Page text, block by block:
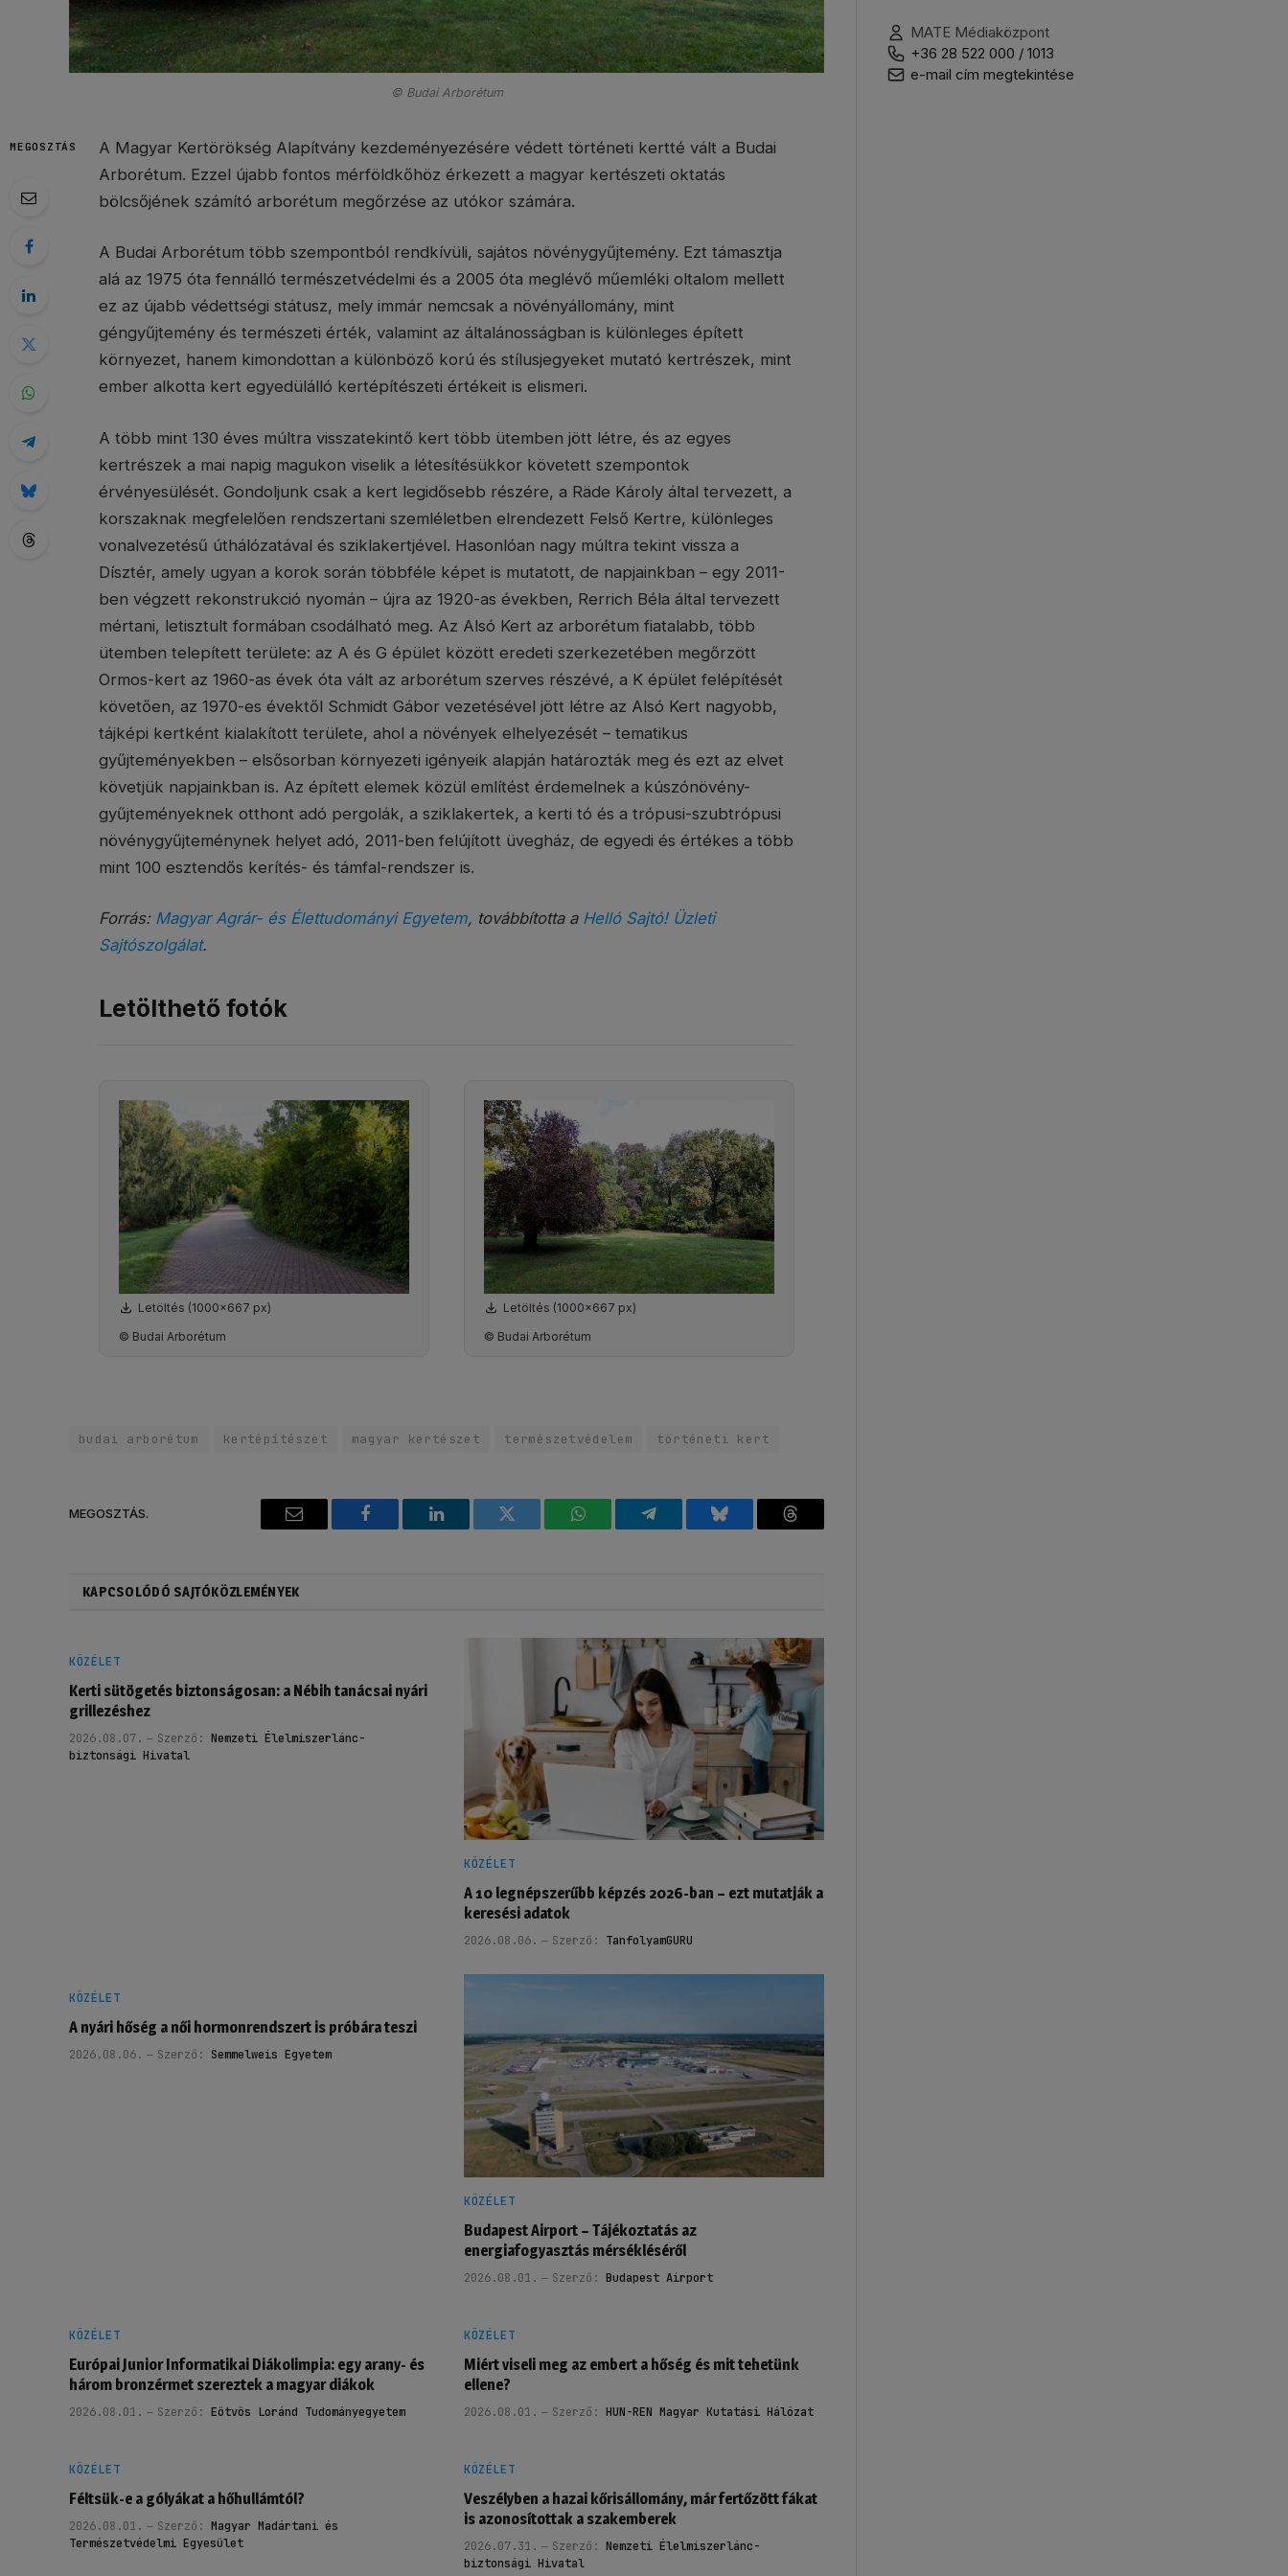
© Budai Arborétum
MEGOSZTÁS
A Magyar Kertörökség Alapítvány kezdeményezésére védett történeti kertté vált a Budai
Arborétum. Ezzel újabb fontos mérföldkőhöz érkezett a magyar kertészeti oktatás
bölcsőjének számító arborétum megőrzése az utókor számára.
A Budai Arborétum több szempontból rendkívüli, sajátos növénygyűjtemény. Ezt támasztja
alá az 1975 óta fennálló természetvédelmi és a 2005 óta meglévő műemléki oltalom mellett
ez az újabb védettségi státusz, mely immár nemcsak a növényállomány, mint
géngyűjtemény és természeti érték, valamint az általánosságban is különleges épített
környezet, hanem kimondottan a különböző korú és stílusjegyeket mutató kertrészek, mint
ember alkotta kert egyedülálló kertépítészeti értékeit is elismeri.
A több mint 130 éves múltra visszatekintő kert több ütemben jött létre, és az egyes
kertrészek a mai napig magukon viselik a létesítésükkor követett szempontok
érvényesülését. Gondoljunk csak a kert legidősebb részére, a Räde Károly által tervezett, a
korszaknak megfelelően rendszertani szemléletben elrendezett Felső Kertre, különleges
vonalvezetésű úthálózatával és sziklakertjével. Hasonlóan nagy múltra tekint vissza a
Dísztér, amely ugyan a korok során többféle képet is mutatott, de napjainkban – egy 2011-
ben végzett rekonstrukció nyomán – újra az 1920-as években, Rerrich Béla által tervezett
mértani, letisztult formában csodálható meg. Az Alsó Kert az arborétum fiatalabb, több
ütemben telepített területe: az A és G épület között eredeti szerkezetében megőrzött
Ormos-kert az 1960-as évek óta vált az arborétum szerves részévé, a K épület felépítését
követően, az 1970-es évektől Schmidt Gábor vezetésével jött létre az Alsó Kert nagyobb,
tájképi kertként kialakított területe, ahol a növények elhelyezését – tematikus
gyűjteményekben – elsősorban környezeti igényeik alapján határozták meg és ezt az elvet
követjük napjainkban is. Az épített elemek közül említést érdemelnek a kúszónövény-
gyűjteményeknek otthont adó pergolák, a sziklakertek, a kerti tó és a trópusi-szubtrópusi
növénygyűjteménynek helyet adó, 2011-ben felújított üvegház, de egyedi és értékes a több
mint 100 esztendős kerítés- és támfal-rendszer is.
Forrás: Magyar Agrár- és Élettudományi Egyetem, továbbította a Helló Sajtó! Üzleti
Sajtószolgálat.
Letölthető fotók
Letöltés (1000x667 px)
© Budai Arborétum
Letöltés (1000x667 px)
© Budai Arborétum
budai arborétum kertépítészet magyar kertészet természetvédelem történeti kert
MEGOSZTÁS.
Email Facebook LinkedIn Twitter WhatsAppTelegram Bluesky Threads
KAPCSOLÓDÓ SAJTÓKÖZLEMÉNYEK
KÖZÉLET
Kerti sütögetés biztonságosan: a Nébih tanácsai nyári
grillezéshez
2026.08.07. Szerző: Nemzeti Élelmiszerlánc-
biztonsági Hivatal
KÖZÉLET
A 10 legnépszerűbb képzés 2026-ban – ezt mutatják a
keresési adatok
2026.08.06. Szerző: TanfolyamGURU
KÖZÉLET
A nyári hőség a női hormonrendszert is próbára teszi
2026.08.06. Szerző: Semmelweis Egyetem
KÖZÉLET
Budapest Airport – Tájékoztatás az
energiafogyasztás mérsékléséről
2026.08.01. Szerző: Budapest Airport
KÖZÉLET
Európai Junior Informatikai Diákolimpia: egy arany- és
három bronzérmet szereztek a magyar diákok
2026.08.01. Szerző: Eötvös Loránd Tudományegyetem
KÖZÉLET
Miért viseli meg az embert a hőség és mit tehetünk
ellene?
2026.08.01. Szerző: HUN-REN Magyar Kutatási Hálózat
KÖZÉLET
Féltsük-e a gólyákat a hőhullámtól?
2026.08.01. Szerző: Magyar Madártani és
Természetvédelmi Egyesület
KÖZÉLET
Veszélyben a hazai kőrisállomány, már fertőzött fákat
is azonosítottak a szakemberek
2026.07.31. Szerző: Nemzeti Élelmiszerlánc-
biztonsági Hivatal
MATE Médiaközpont
+36 28 522 000 / 1013
e-mail cím megtekintése